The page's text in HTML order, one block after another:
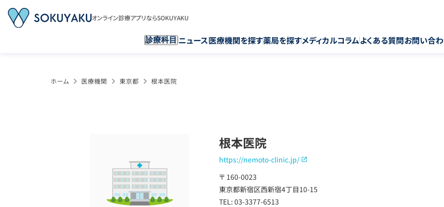
オンライン診療アプリならSOKUYAKU
診療科目 ニュース医療機関を探す薬局を探すメディカルコラムよくある質問お問い合
ホーム 医療機関 東京都 根本医院
根本医院
https://nemoto-clinic.jp/
〒 160-0023
東京都新宿区西新宿4丁目10-15
TEL: 03-3377-6513